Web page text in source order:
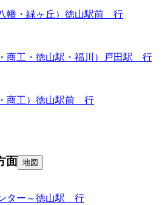
幡・緑ヶ丘）徳山駅前 行
商工・徳山駅・福川）戸田駅 行
商工）徳山駅前 行
面 地図
ター～徳山駅 行